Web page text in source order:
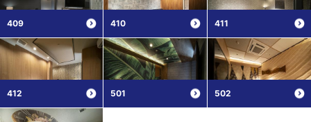
409 410 411
412 501 502